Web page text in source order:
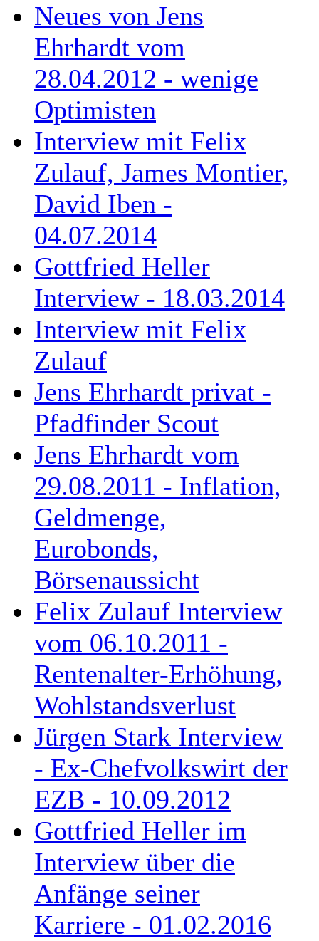
Neues von Jens
Ehrhardt vom
28.04.2012 - wenige
Optimisten
Interview mit Felix
Zulauf, James Montier,
David Iben -
04.07.2014
Gottfried Heller
Interview - 18.03.2014
Interview mit Felix
Zulauf
Jens Ehrhardt privat -
Pfadfinder Scout
Jens Ehrhardt vom
29.08.2011 - Inflation,
Geldmenge,
Eurobonds,
Börsenaussicht
Felix Zulauf Interview
vom 06.10.2011 -
Rentenalter-Erhöhung,
Wohlstandsverlust
Jürgen Stark Interview
- Ex-Chefvolkswirt der
EZB - 10.09.2012
Gottfried Heller im
Interview über die
Anfänge seiner
Karriere - 01.02.2016